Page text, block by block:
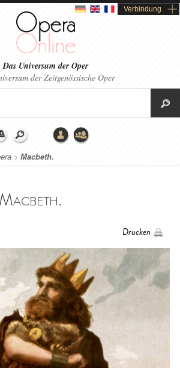
Verbindung
Das Universum der Oper
der Zeitgenössische Oper
> Macbeth.
Drucken